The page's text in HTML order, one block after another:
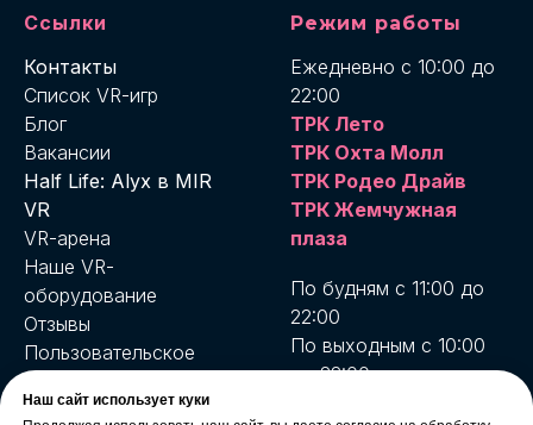
Ссылки
Контакты
Список VR-игр
Блог
Вакансии
Half Life: Alyx в MIR
VR
VR-арена
Наше VR-
оборудование
Отзывы
Пользовательское
Условия возврата и
Режим работы
Ежедневно с 10:00 до
22:00
ТРК Лето
ТРК Охта Молл
ТРК Родео Драйв
ТРК Жемчужная
плаза
По будням с 11:00 до
22:00
По выходным с 10:00
до 22:00
Наш сайт использует куки